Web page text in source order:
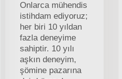
Onlarca mühendis
istihdam ediyoruz;
her biri 10 yıldan
fazla deneyime
sahiptir. 10 yılı
aşkın deneyim,
şömine pazarına